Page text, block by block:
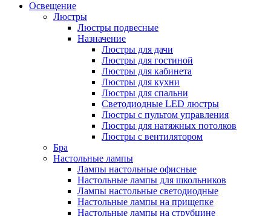
Освещение
Люстры
Люстры подвесные
Назначение
Люстры для дачи
Люстры для гостиной
Люстры для кабинета
Люстры для кухни
Люстры для спальни
Светодиодные LED люстры
Люстры с пультом управления
Люстры для натяжных потолков
Люстры с вентилятором
Бра
Настольные лампы
Лампы настольные офисные
Настольные лампы для школьников
Лампы настольные светодиодные
Настольные лампы на прищепке
Настольные лампы на струбцине